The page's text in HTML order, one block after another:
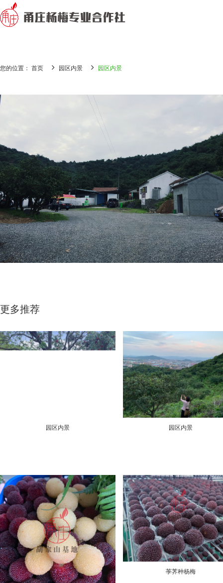
您的位置： 首页 园区内景 园区内景
更多推荐
园区内景 园区内景
荸荠种杨梅